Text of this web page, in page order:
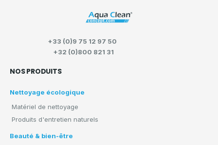
NOS PRODUITS
Nettoyage écologique
Matériel de nettoyage
Produits d'entretien naturels
Beauté & bien-être
+33 (0)9 75 12 97 50
+32 (0)800 821 31